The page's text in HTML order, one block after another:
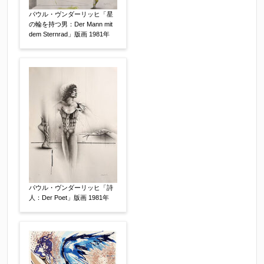
※他社様からご提示された査定額がございました
らお知らせください。その価格が適切かお返事申
作品コンディション
その他 【任意】
パウル・ヴンダーリッヒ「星
の輪を持つ男：Der Mann mit
dem Sternrad」版画 1981年
パウル・ヴンダーリッヒ「詩
人：Der Poet」版画 1981年